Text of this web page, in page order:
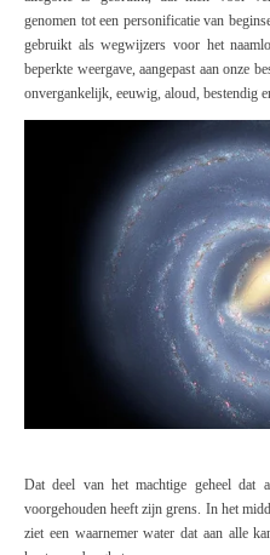
genomen tot een personificatie van
gebruikt als wegwijzers voor het
beperkte weergave, aangepast aan onze
onvergankelijk, eeuwig, aloud, bestendig
Dat deel van het machtige geheel dat
voorgehouden heeft zijn grens. In het
ziet een waarnemer water dat aan alle